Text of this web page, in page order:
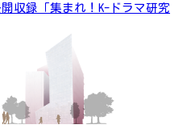
収録「集まれ！K-ドラマ研究